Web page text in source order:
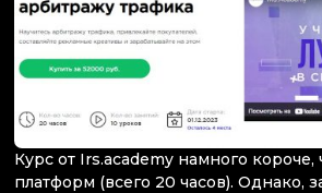
Курс от Irs.academy намного короче,
платформ (всего 20 часов). Однако,